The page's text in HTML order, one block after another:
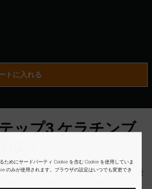
トに入れる
ップ3 ケラチンブ
？
まつ毛を持ち上げ、ラミネートする最
根元から塗布します。水際から1mm
めにサードパーティ Cookie を含む Cookie を使用していま
のみが使用されます。ブラウザの設定はいつでも変更でき